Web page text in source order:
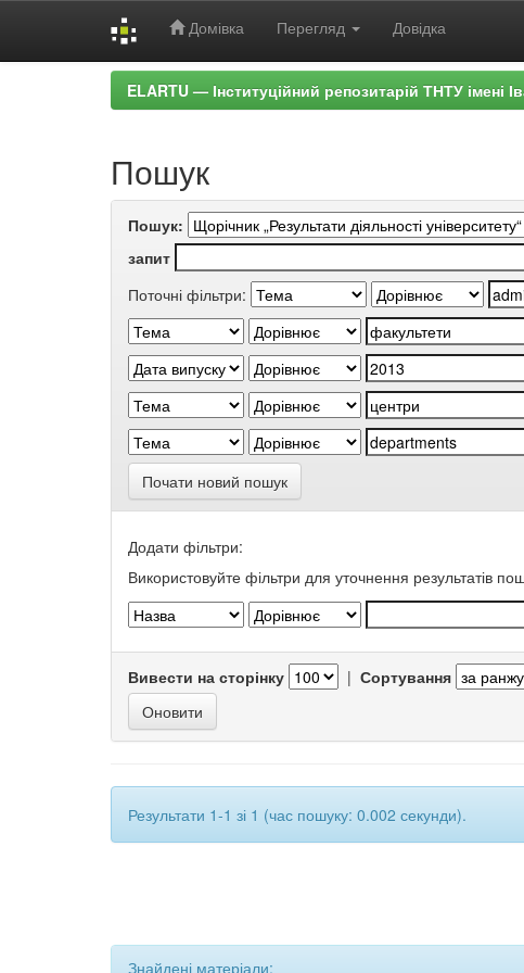
Домівка Перегляд Довідка
ELARTU — Інституційний репозитарій ТНТУ імені
Пошук
Пошук:
запит
Поточні фільтри:
Почати новий пошук
Додати фільтри:
Використовуйте фільтри для уточнення результатів
Вивести на сторінку | Сортування
Результати 1-1 зі 1 (час пошуку: 0.002 секунди).
Знайдені матеріали: